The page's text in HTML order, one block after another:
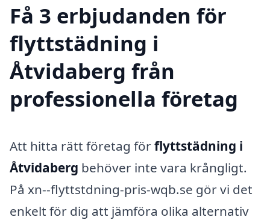
Få 3 erbjudanden för
flyttstädning i
Åtvidaberg från
professionella företag
Att hitta rätt företag förflyttstädning i
Åtvidaberg behöver inte vara krångligt.
På xn--flyttstdning-pris-wqb.se gör vi det
enkelt för dig att jämföra olika alternativ